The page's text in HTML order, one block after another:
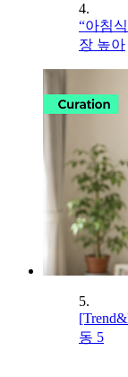
4.
“아침
장 높아
5.
동 5